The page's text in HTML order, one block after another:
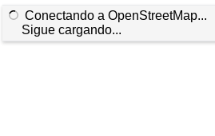
Conectando a OpenStreetMap...
Sigue cargando...